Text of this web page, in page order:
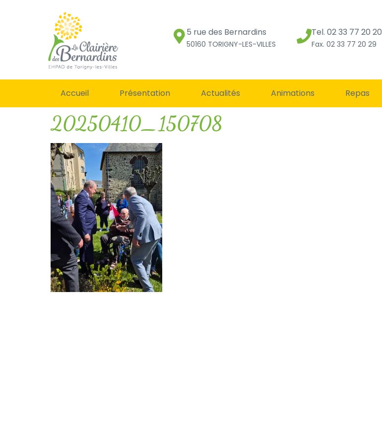
5 rue des Bernardins
50160 TORIGNY-LES-VILLES
Tel. 02 33 77 20 20
Fax. 02 33 77 20 29
Accueil Présentation Actualités Animations Repas
20250410_150708